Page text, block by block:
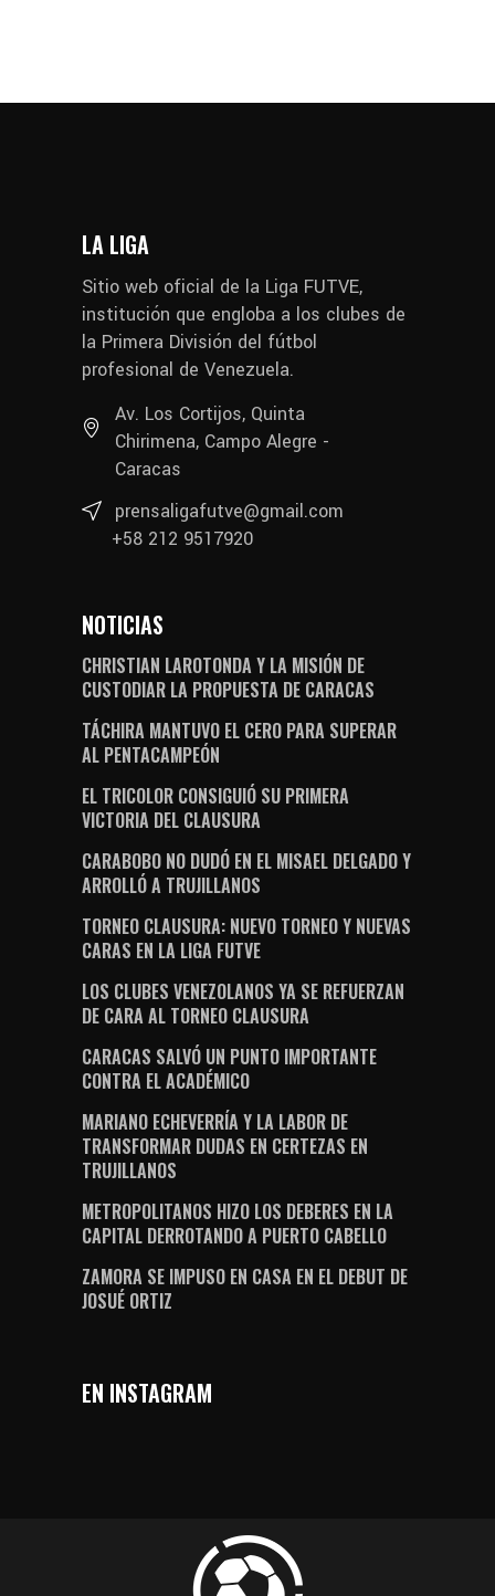
LA LIGA
Sitio web oficial de la Liga FUTVE,
institución que engloba a los clubes de
la Primera División del fútbol
profesional de Venezuela.
Av. Los Cortijos, Quinta
Chirimena, Campo Alegre -
Caracas
prensaligafutve@gmail.com
+58 212 9517920
NOTICIAS
CHRISTIAN LAROTONDA Y LA MISIÓN DE
CUSTODIAR LA PROPUESTA DE CARACAS
TÁCHIRA MANTUVO EL CERO PARA SUPERAR
AL PENTACAMPEÓN
EL TRICOLOR CONSIGUIÓ SU PRIMERA
VICTORIA DEL CLAUSURA
CARABOBO NO DUDÓ EN EL MISAEL DELGADO Y
ARROLLÓ A TRUJILLANOS
TORNEO CLAUSURA: NUEVO TORNEO Y NUEVAS
CARAS EN LA LIGA FUTVE
LOS CLUBES VENEZOLANOS YA SE REFUERZAN
DE CARA AL TORNEO CLAUSURA
CARACAS SALVÓ UN PUNTO IMPORTANTE
CONTRA EL ACADÉMICO
MARIANO ECHEVERRÍA Y LA LABOR DE
TRANSFORMAR DUDAS EN CERTEZAS EN
TRUJILLANOS
METROPOLITANOS HIZO LOS DEBERES EN LA
CAPITAL DERROTANDO A PUERTO CABELLO
ZAMORA SE IMPUSO EN CASA EN EL DEBUT DE
JOSUÉ ORTIZ
EN INSTAGRAM